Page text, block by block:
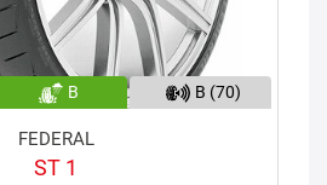
B B (70)
FEDERAL
ST 1